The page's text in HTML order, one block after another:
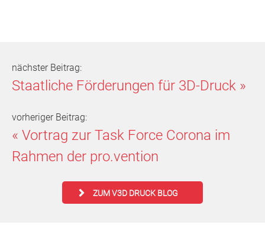
nächster Beitrag:
Staatliche Förderungen für 3D-Druck »
vorheriger Beitrag:
« Vortrag zur Task Force Corona im
Rahmen der pro.vention
ZUM V3D DRUCK BLOG